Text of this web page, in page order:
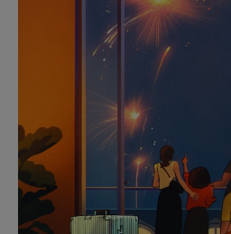
ANZUHALTEN